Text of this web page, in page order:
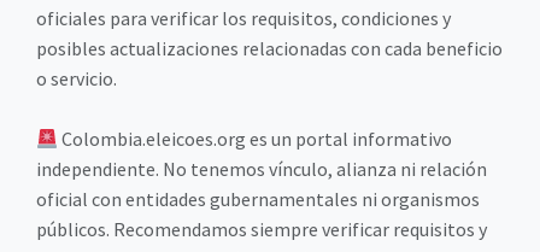
oficiales para verificar los requisitos, condiciones y
posibles actualizaciones relacionadas con cada beneficio
o servicio.
Colombia.eleicoes.org es un portal informativo
independiente. No tenemos vínculo, alianza ni relación
oficial con entidades gubernamentales ni organismos
públicos. Recomendamos siempre verificar requisitos y